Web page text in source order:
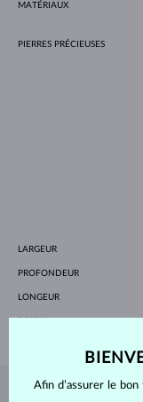
MATÉRIAUX
PIERRES PRÉCIEUSES
LARGEUR
PROFONDEUR
LONGEUR
Afin d’assurer le